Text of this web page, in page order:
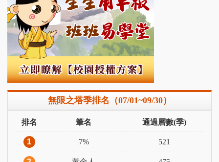
無限之塔季排名（07/01~09/30）
排名 筆名 通過層數(季)
1 7% 521